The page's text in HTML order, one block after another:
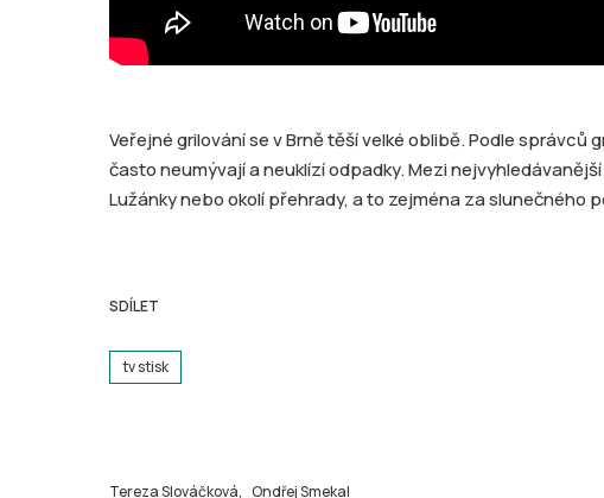
Veřejné grilování se v Brně těší velké oblibě. Podle správců
často neumývají a neuklízí odpadky. Mezi
Lužánky nebo okolí přehrady, a to zejména za slunečného
SDÍLET
tv stisk
Tereza Slováčková, Ondřej Smekal